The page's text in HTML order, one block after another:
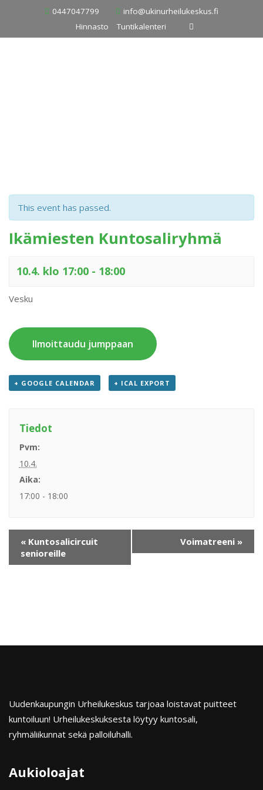
content
0447047799
info@ukinurheilukeskus.fi
Hinnasto
Tuntikalenteri
This event has passed.
Ikämiesten Kuntosaliryhmä
10.4. klo 17:00 - 18:00
Vesku
Ilmoittaudu jumppaan
+ GOOGLE CALENDAR + ICAL EXPORT
Tiedot
Pvm:
10.4.
Aika:
17:00 - 18:00
« Kuntosalicircuit
senioreille
Voimatreeni »
Uudenkaupungin Urheilukeskus tarjoaa loistavat puitteet
kuntoiluun! Urheilukeskuksesta löytyy kuntosali,
ryhmäliikunnat sekä palloiluhalli.
Aukioloajat